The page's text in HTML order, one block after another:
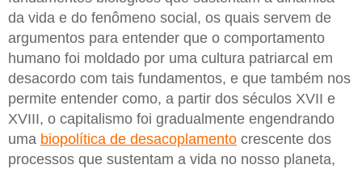
da vida e do fenômeno social, os quais servem de
argumentos para entender que o comportamento
humano foi moldado por uma cultura patriarcal em
desacordo com tais fundamentos, e que também nos
permite entender como, a partir dos séculos XVII e
XVIII, o capitalismo foi gradualmente engendrando
uma biopolítica de desacoplamento crescente dos
processos que sustentam a vida no nosso planeta,